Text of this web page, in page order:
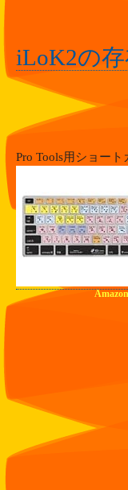
iLoK2の
Pro Tools用ショー